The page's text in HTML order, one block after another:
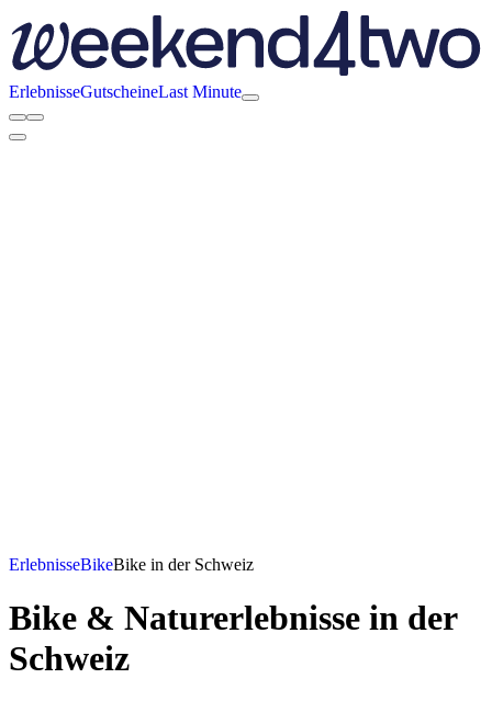
ErlebnisseGutscheineLast Minute
ErlebnisseBikeBike in der Schweiz
Bike & Naturerlebnisse in der
Schweiz